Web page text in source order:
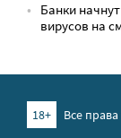
Банки
вирусов на
18+
Все